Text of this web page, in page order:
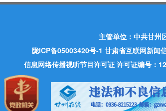
主管单位：中共甘州
陇ICP备05003420号-1 甘肃省互联网新闻
信息网络传播视听节目许可证 许可证编号：